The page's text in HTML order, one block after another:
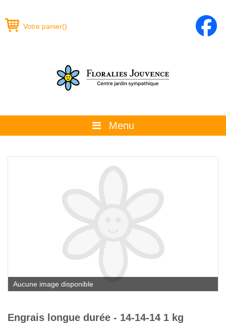
Votre panier()
Menu
La boutique
Promotions et évènements
Calendrier horticole
Emplois
Service à la clientèle
Nous joindre
Aucune image disponible
Engrais longue durée - 14-14-14 1 kg